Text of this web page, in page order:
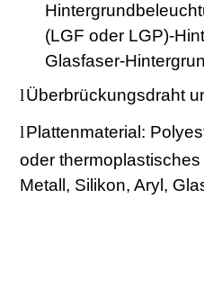
(LGF oder LGP)-
Glasfaser-
lÜberbrückungsdraht
lPlattenmaterial:
oder
Metall, Silikon, Aryl,